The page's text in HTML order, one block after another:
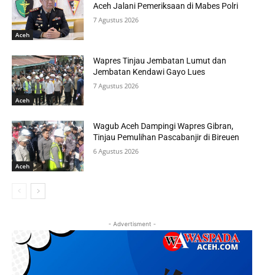
Aceh
Aceh Jalani Pemeriksaan di Mabes Polri
7 Agustus 2026
Aceh
Wapres Tinjau Jembatan Lumut dan
Jembatan Kendawi Gayo Lues
7 Agustus 2026
Aceh
Wagub Aceh Dampingi Wapres Gibran,
Tinjau Pemulihan Pascabanjir di Bireuen
6 Agustus 2026
- Advertisment -